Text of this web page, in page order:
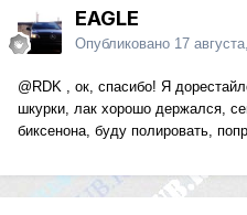
EAGLE
Опубликовано 17
@RDK , ок, спасибо! Я
шкурки, лак хорошо держался,
биксенона, буду полировать,